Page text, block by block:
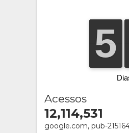
Acessos
12,114,531
google.com, pub-